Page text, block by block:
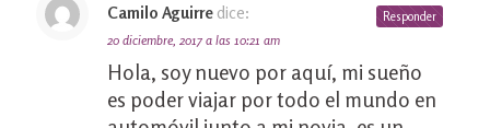
Camilo Aguirre dice:
20 diciembre, 2017 a las 10:21 am
Hola, soy nuevo por aquí, mi sueño
es poder viajar por todo el mundo en
Responder